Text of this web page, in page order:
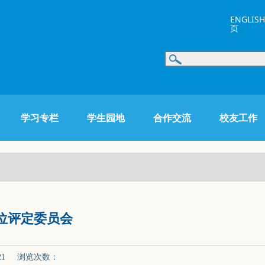
ENGLISH
页
学习专栏 学生园地 合作交流 校友工作
评定委员会
浏览次数：